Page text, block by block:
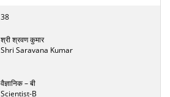
38
श्री श्रवण कुमार
Shri Saravana Kumar
वैज्ञानिक – बी
Scientist-B